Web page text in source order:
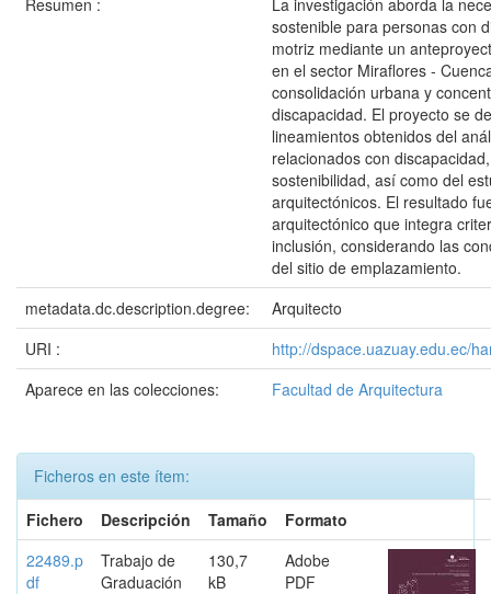
Resumen :
La investigación aborda la
sostenible para personas con
motriz mediante un
en el sector Miraflores -
consolidación urbana y
discapacidad. El proyecto se
lineamientos obtenidos del
relacionados con
sostenibilidad, así como del
arquitectónicos. El resultado
arquitectónico que integra
inclusión, considerando las
del sitio de emplazamiento.
metadata.dc.description.degree:
Arquitecto
URI :
http://dspace.uazuay.edu.ec/
Aparece en las colecciones:
Facultad de Arquitectura
Ficheros en este ítem:
Fichero
Descripción Tamaño
Formato
22489.p
df
Trabajo de
Graduación
130,7
kB
Adobe
PDF